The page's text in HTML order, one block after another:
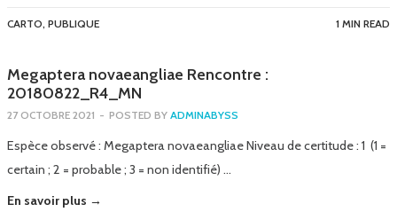
CARTO, PUBLIQUE 1 MIN READ
Megaptera novaeangliae Rencontre :
20180822_R4_MN
27 OCTOBRE 2021 - POSTED BY ADMINABYSS
Espèce observé : Megaptera novaeangliae Niveau de certitude : 1 (1 =
certain ; 2 = probable ; 3 = non identifié) …
En savoir plus →